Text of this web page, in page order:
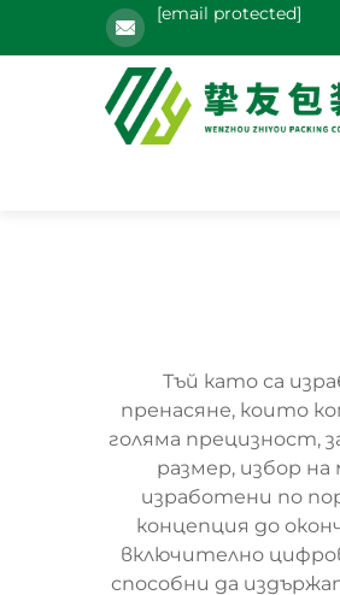
[email protected]
Тъй като са
пренасяне, които
голяма прецизност,
размер, избор
изработени по
концепция до
включително
способни да